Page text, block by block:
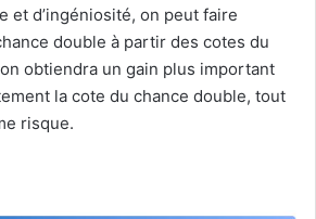
et d’ingéniosité, on peut faire
double à partir des cotes du
obtiendra un gain plus important
la cote du chance double, tout
risque.